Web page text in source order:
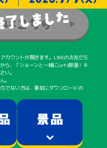
カウントが開きます。LINEのお友だち
ら、「ショーンと一緒にLet's除菌！キ
い。
。
でない方は、事前にダウンロードの